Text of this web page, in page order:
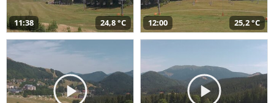
11:38 24,8 °C 12:00 25,2 °C